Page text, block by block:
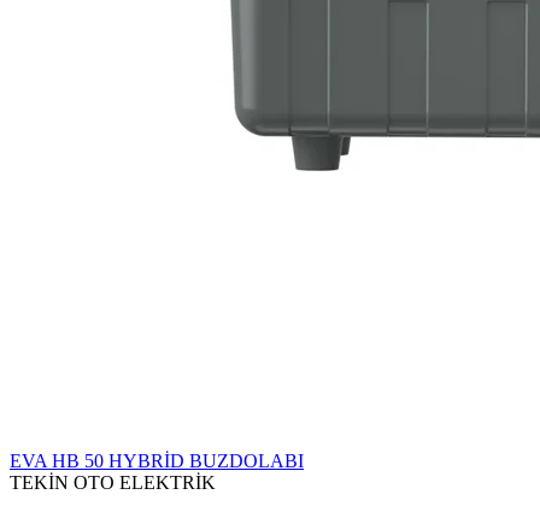
EVA HB 50 HYBRİD BUZDOLABI
TEKİN OTO ELEKTRİK